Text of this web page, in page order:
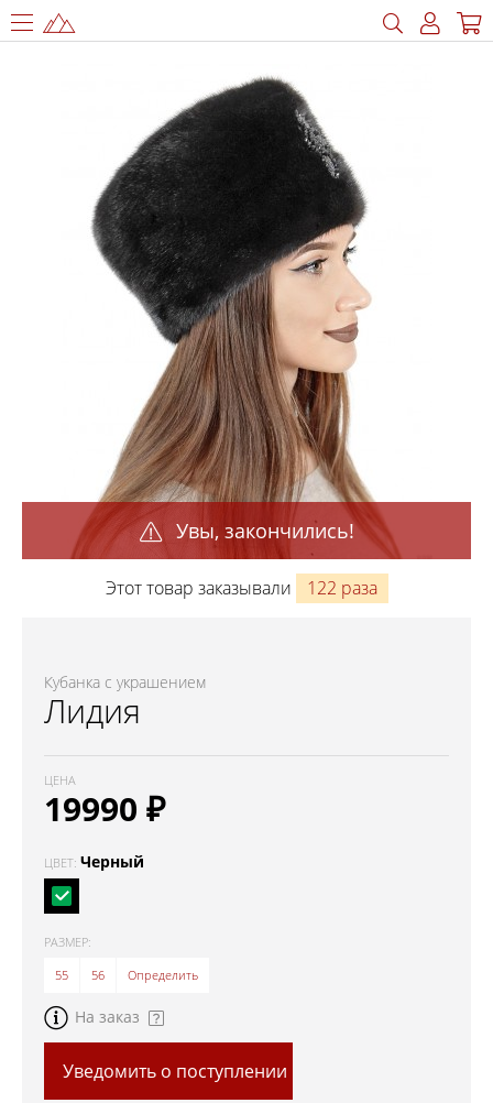
Увы, закончились!
Этот товар заказывали 122 раза
Кубанка с украшением
Лидия
ЦЕНА
19990 ₽
ЦВЕТ: Черный
РАЗМЕР:
55
56 Определить
На заказ
Уведомить о поступлении